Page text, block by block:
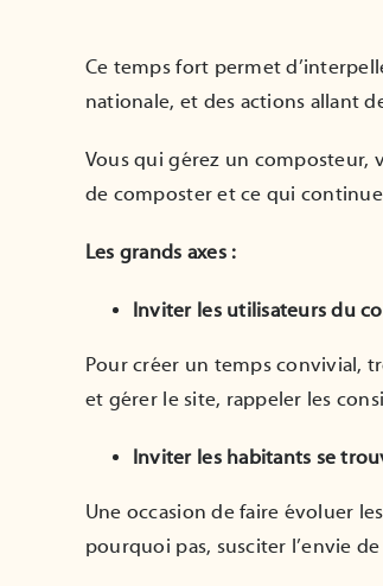
Ce temps fort permet
nationale, et des actions allant
Vous qui gérez un composteur,
de composter et ce qui
Les grands axes :
Inviter les utilisateurs du
Pour créer un temps convivial,
et gérer le site, rappeler les
Inviter les habitants se
Une occasion de faire évoluer
pourquoi pas, susciter l’envie